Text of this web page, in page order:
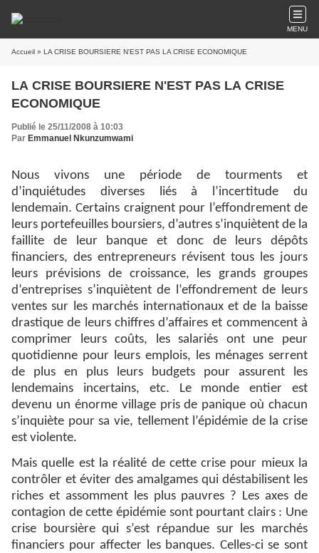
MENU
Accueil » LA CRISE BOURSIERE N'EST PAS LA CRISE ECONOMIQUE
LA CRISE BOURSIERE N'EST PAS LA CRISE
ECONOMIQUE
Publié le 25/11/2008 à 10:03
Par Emmanuel Nkunzumwami
Nous vivons une période de tourments et
d’inquiétudes diverses liés à l’incertitude du
lendemain. Certains craignent pour l’effondrement de
leurs portefeuilles boursiers, d’autres s’inquiètent de la
faillite de leur banque et donc de leurs dépôts
financiers, des entrepreneurs révisent tous les jours
leurs prévisions de croissance, les grands groupes
d’entreprises s’inquiètent de l’effondrement de leurs
ventes sur les marchés internationaux et de la baisse
drastique de leurs chiffres d’affaires et commencent à
comprimer leurs coûts, les salariés ont une peur
quotidienne pour leurs emplois, les ménages serrent
de plus en plus leurs budgets pour assurent les
lendemains incertains, etc. Le monde entier est
devenu un énorme village pris de panique où chacun
s’inquiète pour sa vie, tellement l’épidémie de la crise
est violente.
Mais quelle est la réalité de cette crise pour mieux la
contrôler et éviter des amalgames qui déstabilisent les
riches et assomment les plus pauvres ? Les axes de
contagion de cette épidémie sont pourtant clairs : Une
crise boursière qui s’est répandue sur les marchés
financiers pour affecter les banques. Celles-ci se sont